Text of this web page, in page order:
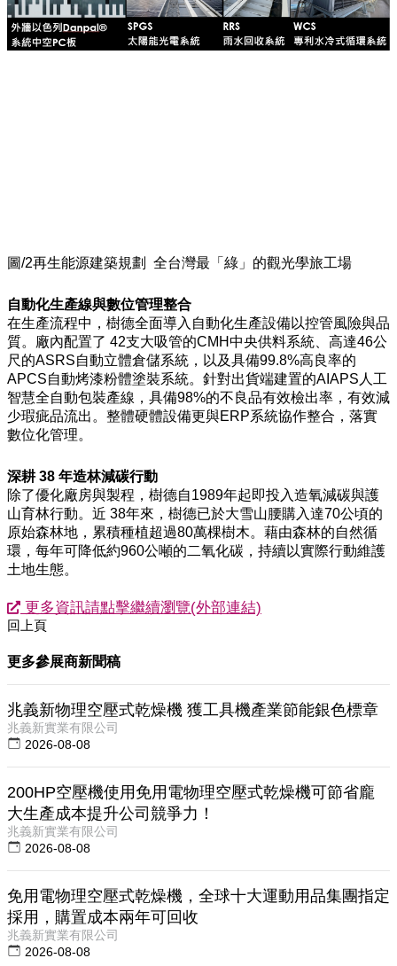
圖/2再生能源建築規劃 全台灣最「綠」的觀光學旅工場
自動化生產線與數位管理整合
在生產流程中，樹德全面導入自動化生產設備以控管風險與品
質。廠內配置了 42支大吸管的CMH中央供料系統、高達46公
尺的ASRS自動立體倉儲系統，以及具備99.8%高良率的
APCS自動烤漆粉體塗裝系統。針對出貨端建置的AIAPS人工
智慧全自動包裝產線，具備98%的不良品有效檢出率，有效減
少瑕疵品流出。整體硬體設備更與ERP系統協作整合，落實
數位化管理。
深耕 38 年造林減碳行動
除了優化廠房與製程，樹德自1989年起即投入造氧減碳與護
山育林行動。近 38年來，樹德已於大雪山腰購入達70公頃的
原始森林地，累積種植超過80萬棵樹木。藉由森林的自然循
環，每年可降低約960公噸的二氧化碳，持續以實際行動維護
土地生態。
更多資訊請點擊繼續瀏覽(外部連結)
回上頁
更多參展商新聞稿
兆義新物理空壓式乾燥機 獲工具機產業節能銀色標章
兆義新實業有限公司
2026-08-08
200HP空壓機使用免用電物理空壓式乾燥機可節省龐
大生產成本提升公司競爭力！
兆義新實業有限公司
2026-08-08
免用電物理空壓式乾燥機，全球十大運動用品集團指定
採用，購置成本兩年可回收
兆義新實業有限公司
2026-08-08